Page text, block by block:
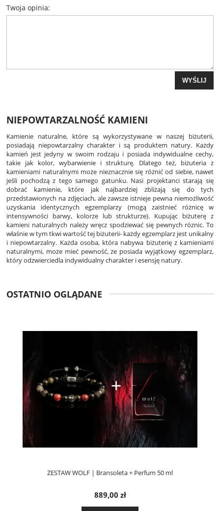
Twoja opinia:
WYŚLIJ
NIEPOWTARZALNOŚĆ KAMIENI
Kamienie naturalne, które są wykorzystywane w naszej biżuterii,
posiadają niepowtarzalny charakter i są produktem natury. Każdy
kamień jest jedyny w swoim rodzaju i posiada indywidualne cechy,
takie jak kolor, wybarwienie i strukturę. Dlatego też, biżuteria z
kamieniami naturalnymi może nieznacznie się różnić od siebie, nawet
jeśli pochodzą z tego samego gatunku. Nasi projektanci starają się
dobrać kamienie, które jak najbardziej zbliżają się do tych
przedstawionych na zdjęciach, ale zawsze istnieje pewna niemożliwość
uzyskania identycznych egzemplarzy (mogą zaistnieć różnicę w
intensywności barwy, kolorze lub strukturze). Kupując biżuterę z
kamieni naturalnych należy wręcz spodziewać się pewnych róznic. To
właśnie w tym tkwi wartość tej biżuterii- każdy egzemplarz jest unikalny
i niepowtarzalny. Każda osoba, która nabywa biżuterię z kamieniami
naturalnymi, może mieć pewność, że posiada wyjątkowy egzemplarz,
który odzwierciedla indywidualny charakter i esensję natury.
OSTATNIO OGLĄDANE
ZESTAW WOLF | Bransoleta + Perfum 50 ml
889,00 zł